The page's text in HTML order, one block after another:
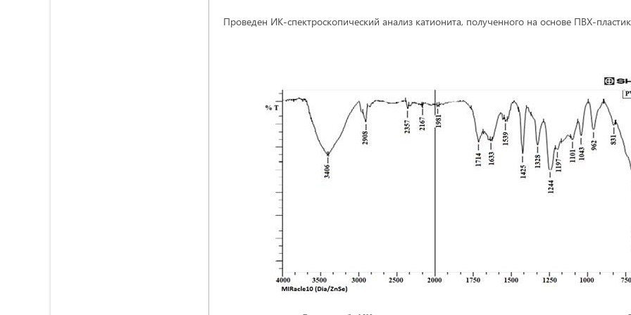
Проведен ИК-спектроскопический анализ катионита, полученного на основе ПВХ-